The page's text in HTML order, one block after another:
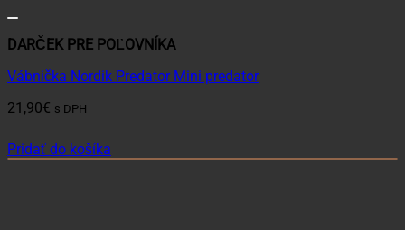
DARČEK PRE POĽOVNÍKA
Vábnička Nordik Predator Mini predator
21,90€ s DPH
Pridať do košíka